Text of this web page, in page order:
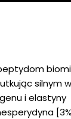
silnym
i elastyny